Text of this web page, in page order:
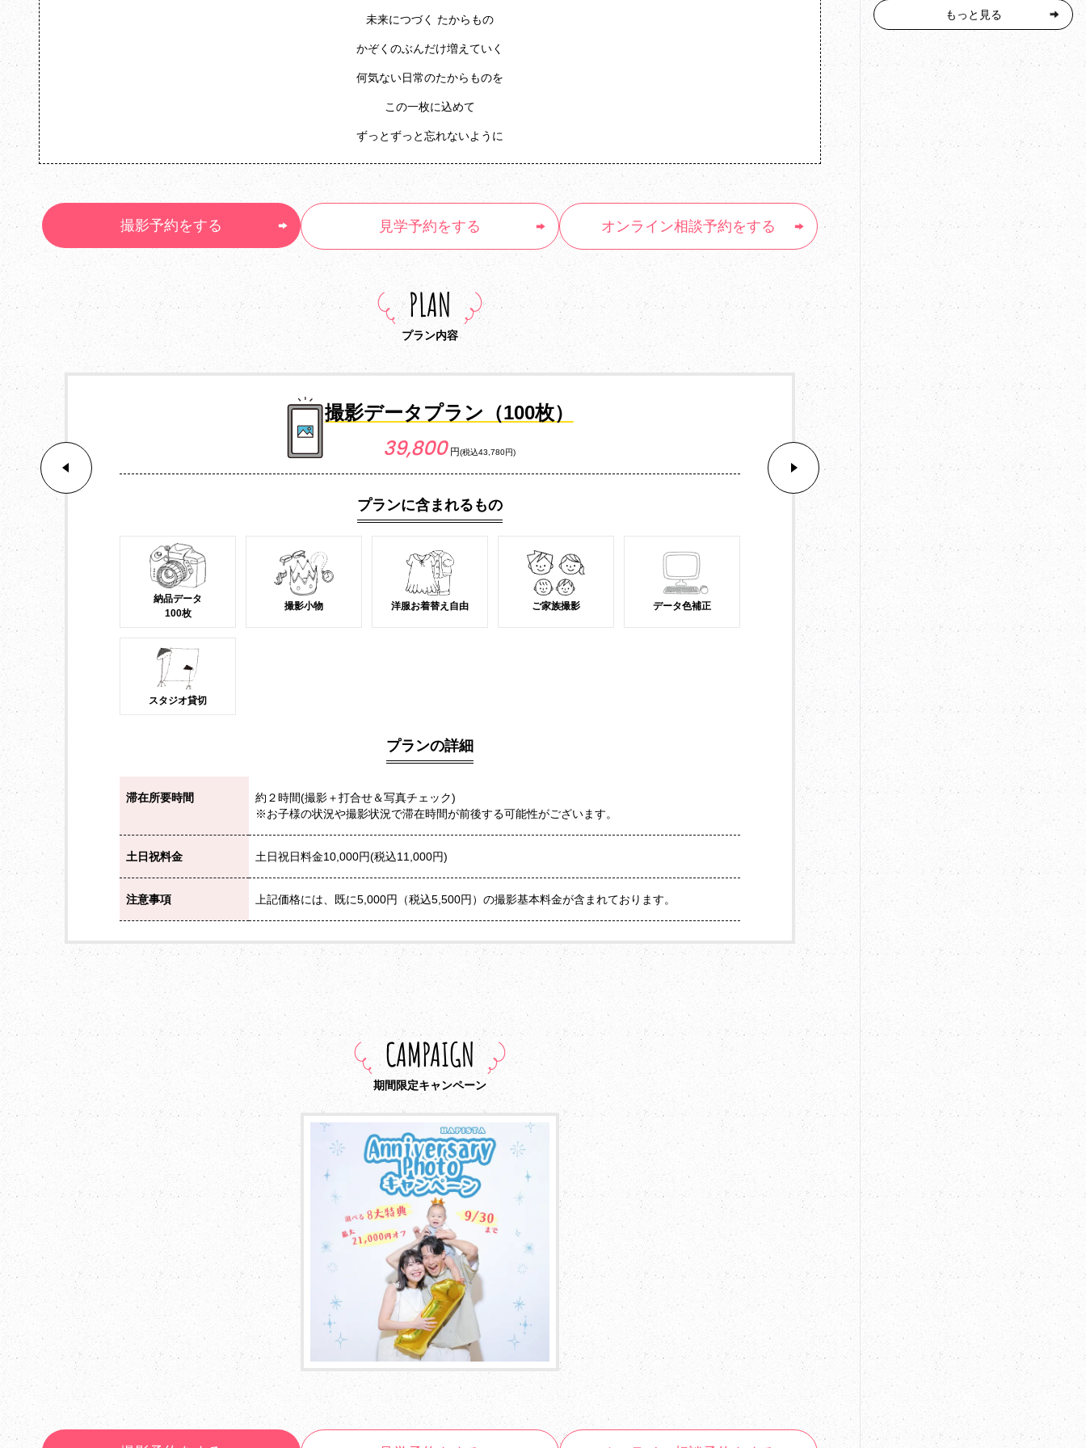
未来につづく たからもの
かぞくのぶんだけ増えていく
何気ない日常のたからものを
この一枚に込めて
ずっとずっと忘れないように
撮影予約をする 見学予約をする オンライン相談予約をする
PLAN
プラン内容
撮影データプラン（100枚）
39,800 円(税込43,780円)
プランに含まれるもの
納品データ
100枚
撮影小物 洋服お着替え自由 ご家族撮影 データ色補正
スタジオ貸切
プランの詳細
滞在所要時間
約２時間(撮影＋打合せ＆写真チェック)
※お子様の状況や撮影状況で滞在時間が前後する可能性がございます。
土日祝料金 土日祝日料金10,000円(税込11,000円)
注意事項 上記価格には、既に5,000円（税込5,500円）の撮影基本料金が含まれております。
撮影データに
撮影データ
納品データ
滞在所要時間
約２時
※お子様
上記価格
上記価
CAMPAIGN
期間限定キャンペーン
もっと見る